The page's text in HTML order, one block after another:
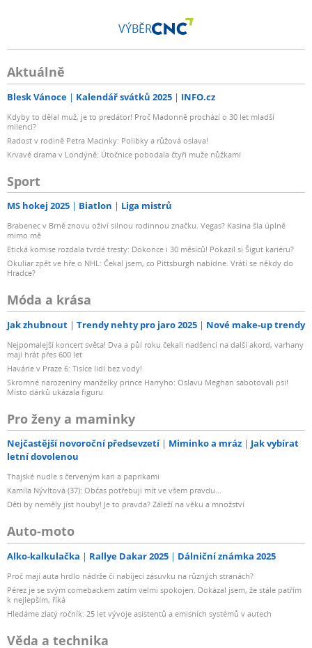
VÝBĚR
Aktuálně
Blesk Vánoce Kalendář svátků 2025 INFO.cz
Kdyby to dělal muž, je to predátor! Proč Madonně prochází o 30 let mladší
milenci?
Radost v rodině Petra Macinky: Polibky a růžová oslava!
Krvavé drama v Londýně: Útočnice pobodala čtyři muže nůžkami
Sport
MS hokej 2025 Biatlon Liga mistrů
Brabenec v Brně znovu oživí silnou rodinnou značku. Vegas? Kasina šla úplně
mimo mě
Etická komise rozdala tvrdé tresty: Dokonce i 30 měsíců! Pokazil si Šigut kariéru?
Okuliar zpět ve hře o NHL: Čekal jsem, co Pittsburgh nabídne. Vrátí se někdy do
Hradce?
Móda a krása
Jak zhubnout Trendy nehty pro jaro 2025 Nové make-up trendy
Nejpomalejší koncert světa! Dva a půl roku čekali nadšenci na další akord, varhany
mají hrát přes 600 let
Havárie v Praze 6: Tisíce lidí bez vody!
Skromné narozeniny manželky prince Harryho: Oslavu Meghan sabotovali psi!
Místo dárků ukázala figuru
Pro ženy a maminky
Nejčastější novoroční předsevzetí Miminko a mráz
Jak vybírat
letní dovolenou
Thajské nudle s červeným kari a paprikami
Kamila Nývltová (37): Občas potřebuji mít ve všem pravdu...
Děti by neměly jíst houby! Je to pravda? Záleží na věku a množství
Auto-moto
Alko-kalkulačka Rallye Dakar 2025 Dálniční známka 2025
Proč mají auta hrdlo nádrže či nabíjecí zásuvku na různých stranách?
Pérez je se svým comebackem zatím velmi spokojen. Dokázal jsem, že stále patřím
k nejlepším, říká
Hledáme zlatý ročník: 25 let vývoje asistentů a emisních systémů v autech
Věda a technika